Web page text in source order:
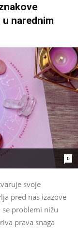
narednim
0
svoje
pred nas izazove
se problemi nižu
prava snaga